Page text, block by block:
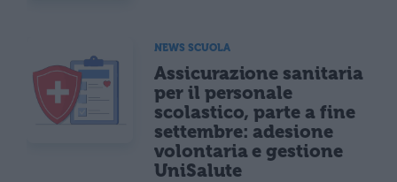
NEWS SCUOLA
Assicurazione sanitaria
per il personale
scolastico, parte a fine
settembre: adesione
volontaria e gestione
UniSalute